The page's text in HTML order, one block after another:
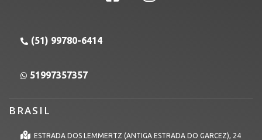
(51) 99780-6414
51997357357
BRASIL
ESTRADA DOS LEMMERTZ (ANTIGA ESTRADA DO GARCEZ), 24